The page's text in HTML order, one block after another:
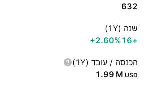
632
שנה (1Y)
+16
‪+2.60%‬
הכנסה / עובד (1Y)
‪1.99 M‬ USD